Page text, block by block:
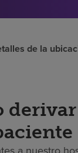
de la